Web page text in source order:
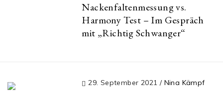
Nackenfaltenmessung vs.
Harmony Test – Im Gespräch
mit „Richtig Schwanger“
29. September 2021 / Nina Kämpf